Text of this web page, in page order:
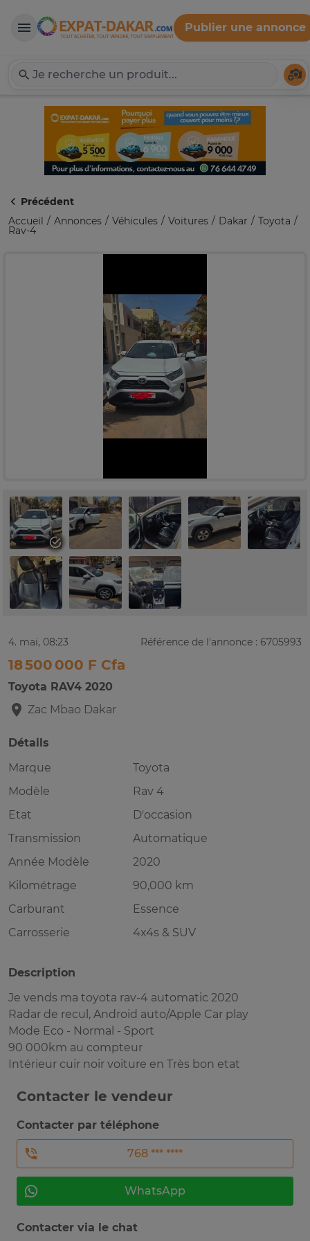
Expat-Dakar
Publier une annonce
Précédent
Accueil
Annonces Véhicules Voitures Dakar Toyota
Rav-4
4. mai, 08:23 Référence de l'annonce : 6705993
18 500 000 F Cfa
Toyota RAV4 2020
Zac Mbao Dakar
Détails
Marque
Toyota
Modèle
Rav 4
Etat
D'occasion
Transmission
Automatique
Année Modèle
2020
Kilométrage
90,000 km
Carburant
Essence
Carrosserie
4x4s & SUV
Description
Je vends ma toyota rav-4 automatic 2020
Radar de recul, Android auto/Apple Car play
Mode Eco - Normal - Sport
90 000km au compteur
Intérieur cuir noir voiture en Très bon etat
Contacter le vendeur
Contacter par téléphone
768 *** ****
WhatsApp
Contacter via le chat